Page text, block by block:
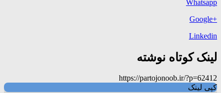
Whatsapp
+Google
Linkedin
لینک کوتاه نوشته
https://partojonoob.ir/?p=62412
کپی لینک